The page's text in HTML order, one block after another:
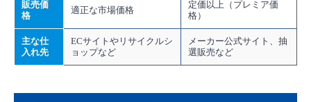
販売価
格
適正な市場価格
定価以上（プレミア価
格）
主な仕
入れ先
ECサイトやリサイクルシ
ョップなど
メーカー公式サイト、抽
選販売など